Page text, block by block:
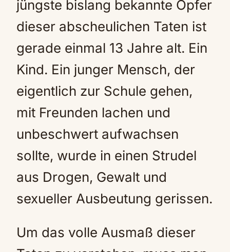
jüngste bislang bekannte Opfer
dieser abscheulichen Taten ist
gerade einmal 13 Jahre alt. Ein
Kind. Ein junger Mensch, der
eigentlich zur Schule gehen,
mit Freunden lachen und
unbeschwert aufwachsen
sollte, wurde in einen Strudel
aus Drogen, Gewalt und
sexueller Ausbeutung gerissen.
Um das volle Ausmaß dieser